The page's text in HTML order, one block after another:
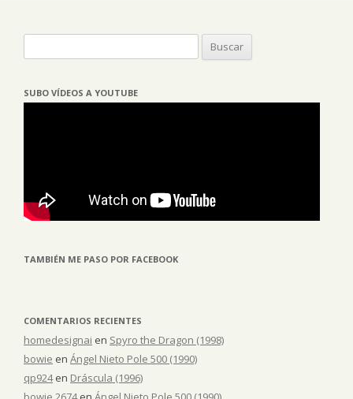
SUBO VÍDEOS A YOUTUBE
TAMBIÉN ME PASO POR FACEBOOK
COMENTARIOS RECIENTES
homedesignai en Spyro the Dragon (1998)
bowie en Ángel Nieto Pole 500 (1990)
qp924en Dráscula (1996)